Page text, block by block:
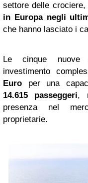
settore delle crociere,
in Europa negli
che hanno lasciato i
Le cinque nuove
investimento
Euro per una
14.615 passeggeri,
presenza nel
proprietarie.